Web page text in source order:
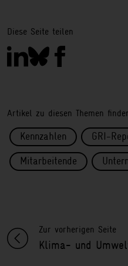
Diese Seite teilen
Artikel zu diesen Themen
Kennzahlen GRI-
Mitarbeitende
Zur vorherigen Seite
Klima- und